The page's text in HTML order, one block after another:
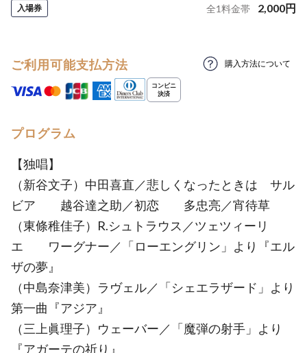
入場券 全1料金帯 2,000円
ご利用可能支払方法 購入方法について
プログラム
【独唱】
（新谷文子）中田喜直／悲しくなったときは サル
ビア 越谷達之助／初恋 多忠亮／宵待草
（東條稚佳子）R.シュトラウス／ツェツィーリ
エ ワーグナー／「ローエングリン」より『エル
ザの夢』
（中島奈津美）ラヴェル／「シェエラザード」より
第一曲『アジア』
（三上眞理子）ウェーバー／「魔弾の射手」より
『アガーテの祈り』